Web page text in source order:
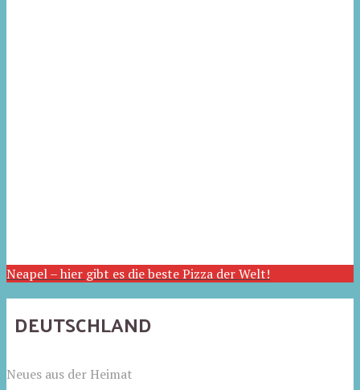
Neapel – hier gibt es die beste Pizza der Welt!
DEUTSCHLAND
Neues aus der Heimat